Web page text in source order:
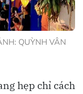
QUỲNH VÂN
hẹp chỉ cách